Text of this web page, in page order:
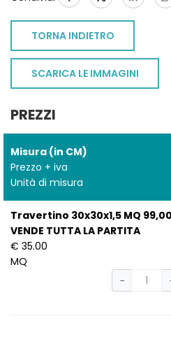
TORNA INDIETRO
SCARICA LE IMMAGINI
PREZZI
Misura (in CM)
Prezzo + iva
Unità di misura
Travertino 30x30x1,5 MQ 99,00
VENDE TUTTA LA PARTITA
€ 35.00
MQ
−